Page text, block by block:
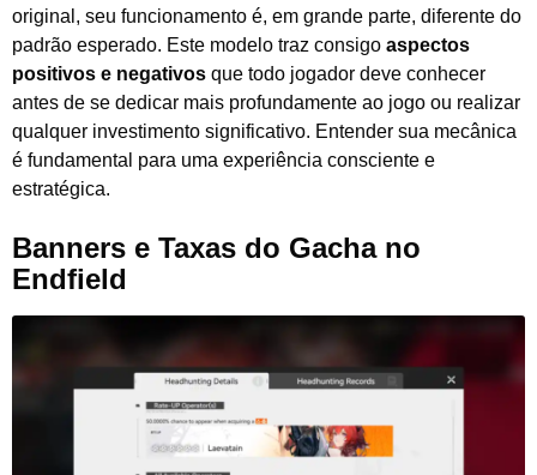
original, seu funcionamento é, em grande parte, diferente do
padrão esperado. Este modelo traz consigo aspectos
positivos e negativos que todo jogador deve conhecer
antes de se dedicar mais profundamente ao jogo ou realizar
qualquer investimento significativo. Entender sua mecânica
é fundamental para uma experiência consciente e
estratégica.
Banners e Taxas do Gacha no
Endfield